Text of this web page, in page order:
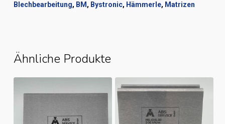
Blechbearbeitung, BM , Bystronic, Hämmerle, Matrizen
Ähnliche Produkte